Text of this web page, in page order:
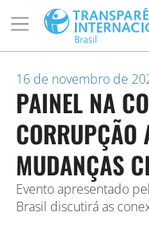
16 de novembro de
PAINEL NA
CORRUPÇÃO
MUDANÇAS
Evento apresentado
Brasil discutirá as